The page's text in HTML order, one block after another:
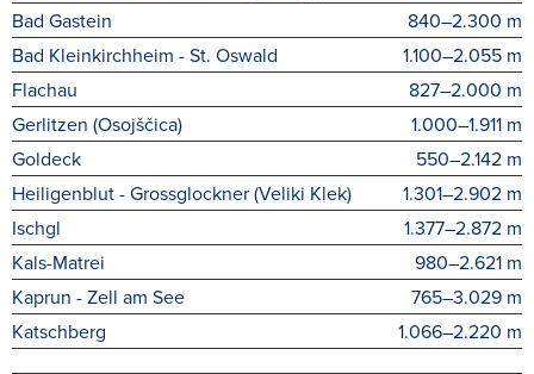
Bad Gastein
840–2.300 m
Bad Kleinkirchheim - St. Oswald
1.100–2.055 m
Flachau
827–2.000 m
Gerlitzen (Osojščica)
1.000–1.911 m
Goldeck
550–2.142 m
Heiligenblut - Grossglockner (Veliki Klek)
1.301–2.902 m
Ischgl
1.377–2.872 m
Kals-Matrei
980–2.621 m
Kaprun - Zell am See
765–3.029 m
Katschberg
1.066–2.220 m